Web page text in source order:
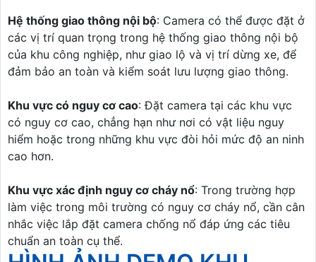
Hệ thống giao thông nội bộ: Camera có thể được đặt ở
các vị trí quan trọng trong hệ thống giao thông nội bộ
của khu công nghiệp, như giao lộ và vị trí dừng xe, để
đảm bảo an toàn và kiểm soát lưu lượng giao thông.
Khu vực có nguy cơ cao: Đặt camera tại các khu vực
có nguy cơ cao, chẳng hạn như nơi có vật liệu nguy
hiểm hoặc trong những khu vực đòi hỏi mức độ an ninh
cao hơn.
Khu vực xác định nguy cơ cháy nổ: Trong trường hợp
làm việc trong môi trường có nguy cơ cháy nổ, cần cân
nhắc việc lắp đặt camera chống nổ đáp ứng các tiêu
chuẩn an toàn cụ thể.